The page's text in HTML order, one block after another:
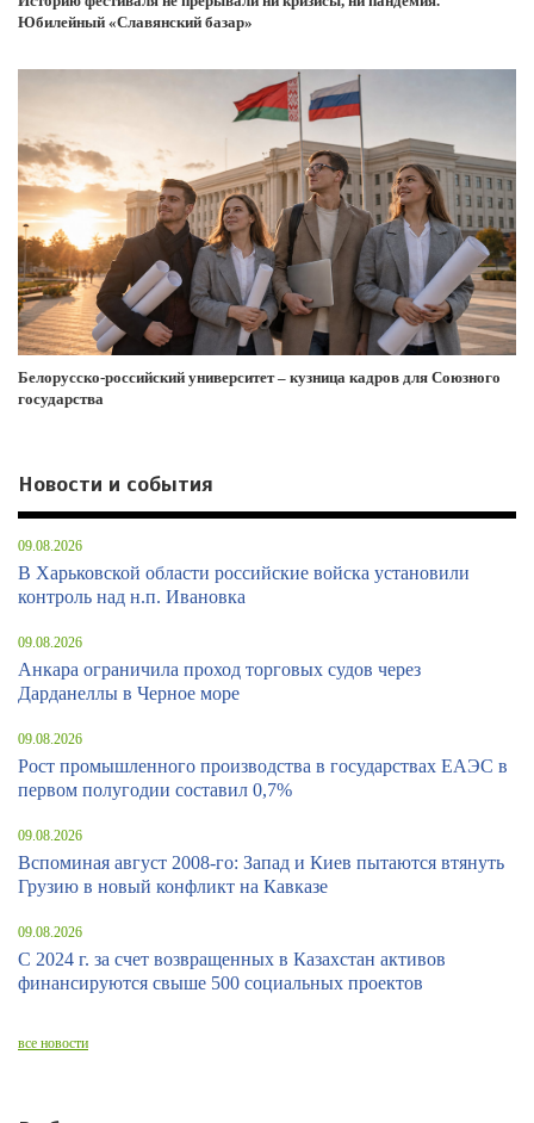
Юбилейный «Славянский базар»
Белорусско-российский университет – кузница кадров для Союзного
государства
Новости и события
09.08.2026
В Харьковской области российские войска установили
контроль над н.п. Ивановка
09.08.2026
Анкара ограничила проход торговых судов через
Дарданеллы в Черное море
09.08.2026
Рост промышленного производства в государствах ЕАЭС в
первом полугодии составил 0,7%
09.08.2026
Вспоминая август 2008-го: Запад и Киев пытаются втянуть
Грузию в новый конфликт на Кавказе
09.08.2026
С 2024 г. за счет возвращенных в Казахстан активов
финансируются свыше 500 социальных проектов
все новости